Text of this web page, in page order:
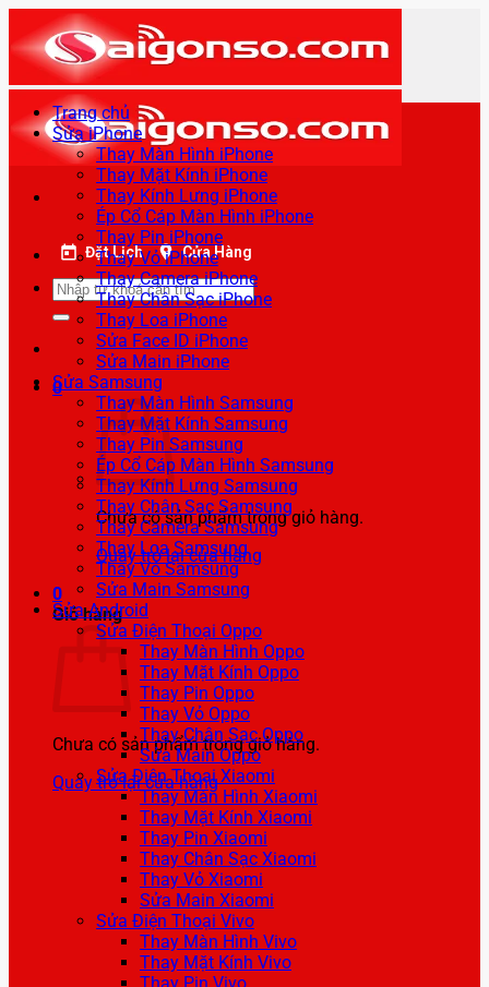
qua
nội
dung
Đặt Lịch Cửa Hàng
Tìm
kiếm:
0
Chưa có sản phẩm trong giỏ hàng.
Quay trở lại cửa hàng
0
Giỏ hàng
Chưa có sản phẩm trong giỏ hàng.
Quay trở lại cửa hàng
Trang chủ
Sửa iPhone
Thay Màn Hình iPhone
Thay Mặt Kính iPhone
Thay Kính Lưng iPhone
Ép Cổ Cáp Màn Hình iPhone
Thay Pin iPhone
Thay Vỏ iPhone
Thay Camera iPhone
Thay Chân Sạc iPhone
Thay Loa iPhone
Sửa Face ID iPhone
Sửa Main iPhone
Sửa Samsung
Thay Màn Hình Samsung
Thay Mặt Kính Samsung
Thay Pin Samsung
Ép Cổ Cáp Màn Hình Samsung
Thay Kính Lưng Samsung
Thay Chân Sạc Samsung
Thay Camera Samsung
Thay Loa Samsung
Thay Vỏ Samsung
Sửa Main Samsung
Sửa Android
Sửa Điện Thoại Oppo
Thay Màn Hình Oppo
Thay Mặt Kính Oppo
Thay Pin Oppo
Thay Vỏ Oppo
Thay Chân Sạc Oppo
Sửa Main Oppo
Sửa Điện Thoại Xiaomi
Thay Màn Hình Xiaomi
Thay Mặt Kính Xiaomi
Thay Pin Xiaomi
Thay Chân Sạc Xiaomi
Thay Vỏ Xiaomi
Sửa Main Xiaomi
Sửa Điện Thoại Vivo
Thay Màn Hình Vivo
Thay Mặt Kính Vivo